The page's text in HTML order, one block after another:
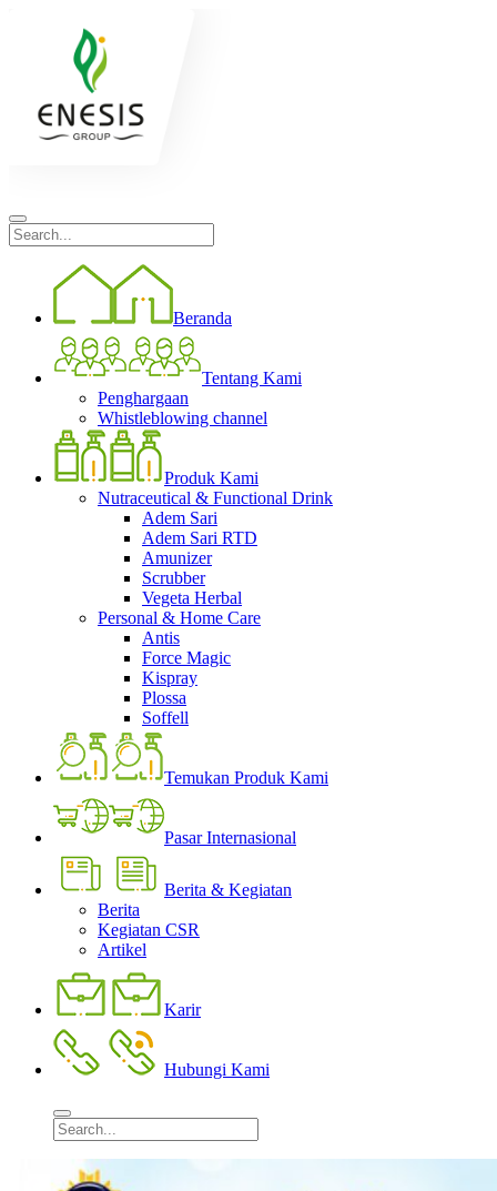
Beranda
Tentang Kami
Penghargaan
Whistleblowing channel
Produk Kami
Nutraceutical & Functional Drink
Adem Sari
Adem Sari RTD
Amunizer
Scrubber
Vegeta Herbal
Personal & Home Care
Antis
Force Magic
Kispray
Plossa
Soffell
Temukan Produk Kami
Pasar Internasional
Berita & Kegiatan
Berita
Kegiatan CSR
Artikel
Karir
Hubungi Kami